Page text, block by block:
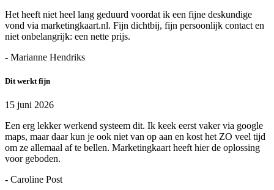
Het heeft niet heel lang geduurd voordat ik een fijne deskundige
vond via marketingkaart.nl. Fijn dichtbij, fijn persoonlijk contact en
niet onbelangrijk: een nette prijs.
- Marianne Hendriks
Dit werkt fijn
15 juni 2026
Een erg lekker werkend systeem dit. Ik keek eerst vaker via google
maps, maar daar kun je ook niet van op aan en kost het ZO veel tijd
om ze allemaal af te bellen. Marketingkaart heeft hier de oplossing
voor geboden.
- Caroline Post